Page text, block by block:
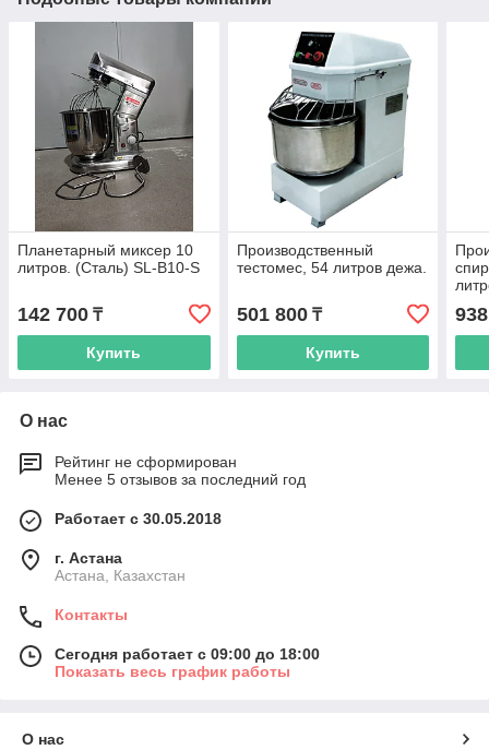
Планетарный миксер 10
литров. (Сталь) SL-B10-S
142 700 ₸
Купить
Производственный
тестомес, 54 литров дежа.
501 800₸
Купить
О нас
Рейтинг не сформирован
Менее 5 отзывов за последний год
Работает с 30.05.2018
г. Астана
Астана, Казахстан
Контакты
Сегодня работает с 09:00 до 18:00
Показать весь график работы
О нас